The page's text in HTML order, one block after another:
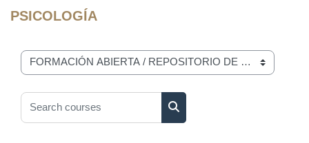
PSICOLOGÍA
Course categories
Search courses
Search courses